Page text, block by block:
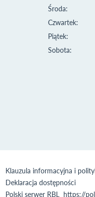
Środa:
Czwartek:
Piątek:
Sobota:
Klauzula informacyjna i
Deklaracja dostępności
Polski serwer RBL https://